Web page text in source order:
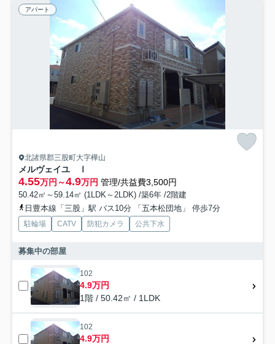
アパート
北諸県郡三股町大字樺山
メルヴェイユ Ⅰ
4.55万円～4.9万円 管理/共益費3,500円
50.42㎡～59.14㎡ (1LDK～2LDK) /築6年 /2階建
日豊本線「三股」駅 バス10分 「五本松団地」 停歩7分
駐輪場 CATV 防犯カメラ 公共下水
募集中の部屋
102
4.9万円
1階 / 50.42㎡ / 1LDK
102
4.9万円